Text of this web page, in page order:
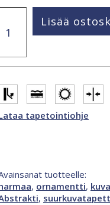
Gallery
Lisää
tapetointiohje
tuotteelle:
, ornamentti,
,